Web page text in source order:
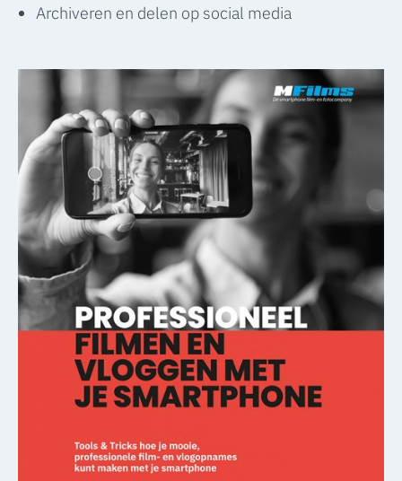
Archiveren en delen op social media